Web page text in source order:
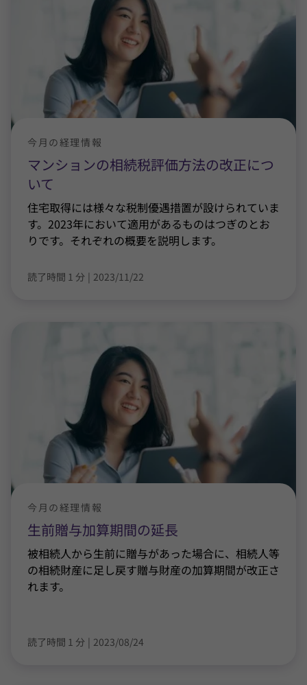
マンションの相続税評価方法の改正につ
いて
今月の経理情報
住宅取得には様々な税制優遇措置が設けられていま
す。2023年において適用があるものはつぎのとお
りです。それぞれの概要を説明します。
読了時間 1 分 | 2023/11/22
生前贈与加算期間の延長
今月の経理情報
被相続人から生前に贈与があった場合に、相続人等
の相続財産に足し戻す贈与財産の加算期間が改正さ
れます。
読了時間 1 分 | 2023/08/24